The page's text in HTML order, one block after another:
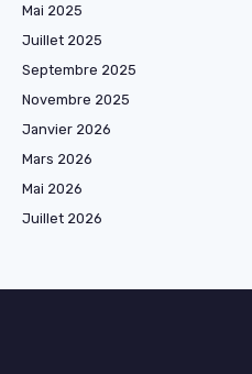
Mai 2025
Juillet 2025
Septembre 2025
Novembre 2025
Janvier 2026
Mars 2026
Mai 2026
Juillet 2026